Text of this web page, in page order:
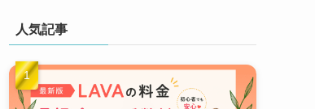
人気記事